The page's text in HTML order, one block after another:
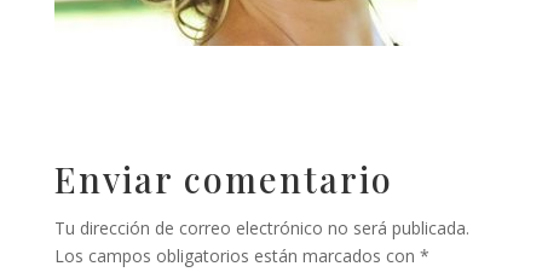
Enviar comentario
Tu dirección de correo electrónico no será publicada.
Los campos obligatorios están marcados con *